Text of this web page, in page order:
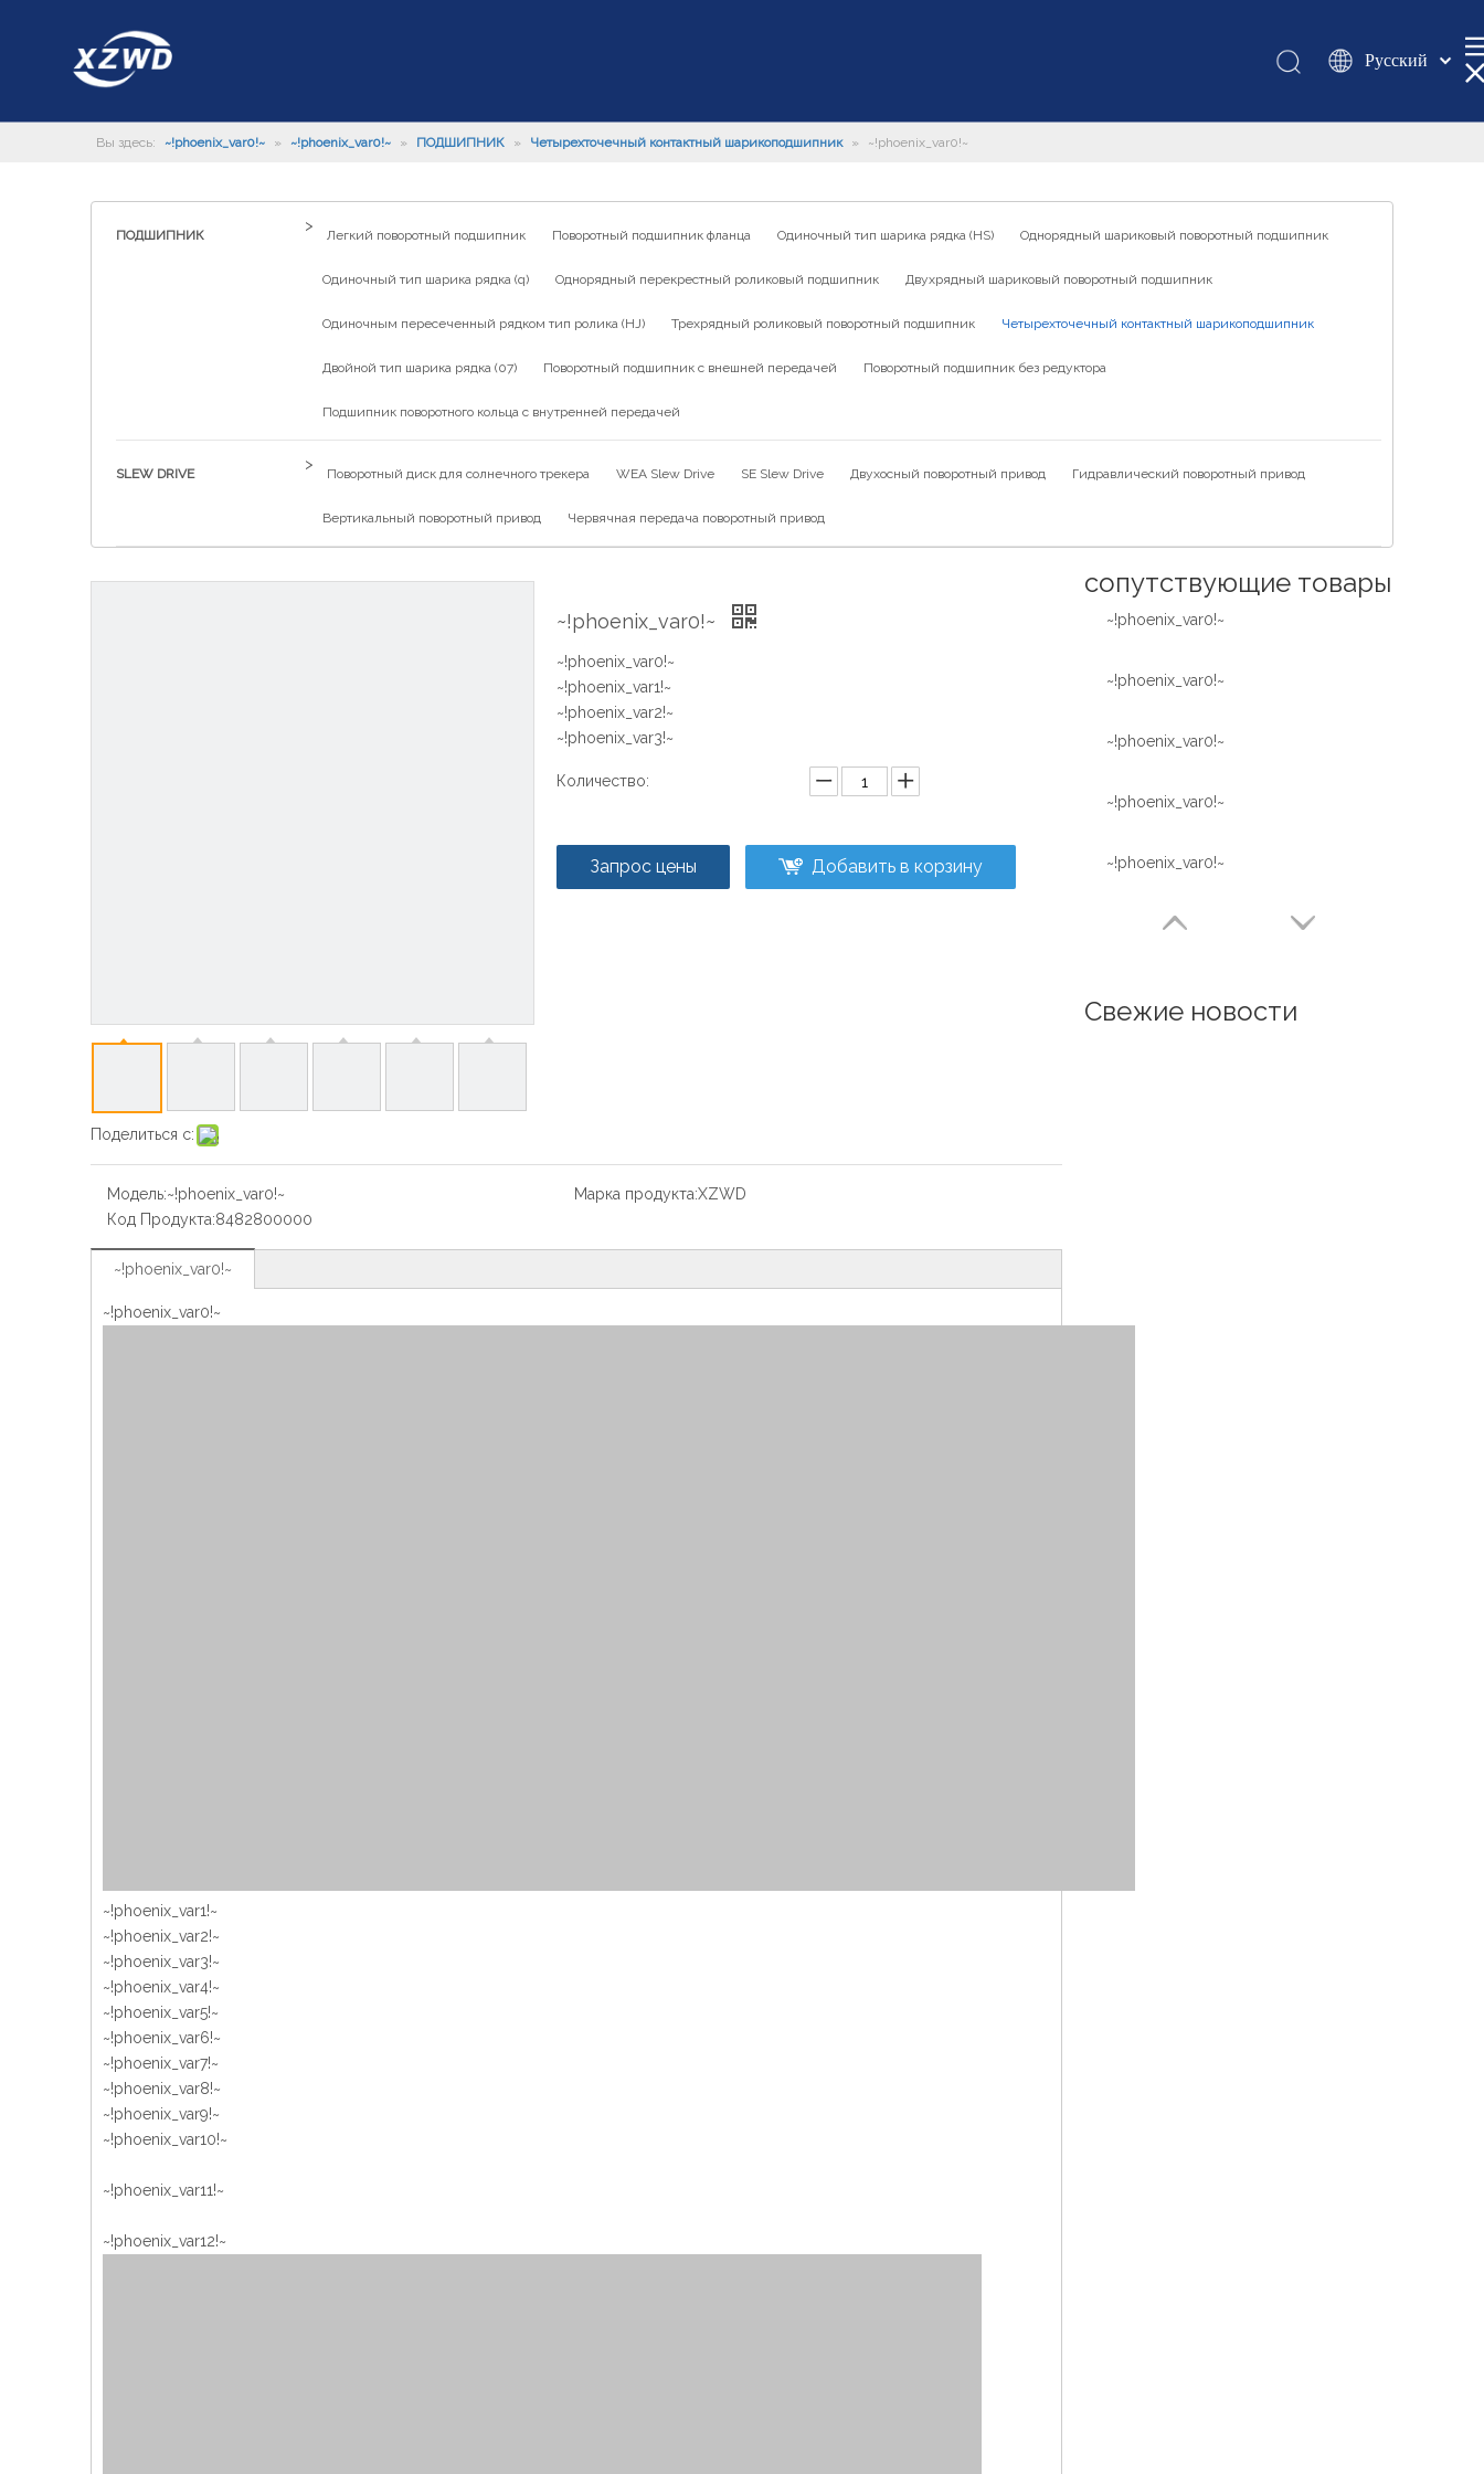
Pусский
românesc
简体中文
Вы здесь: ~!phoenix_var0!~ » ~!phoenix_var0!~ » ПОДШИПНИК » Четырехточечный контактный шарикоподшипник » ~!phoenix_var0!~
ПОДШИПНИК
>
Легкий поворотный подшипник Поворотный подшипник фланца Одиночный тип шарика рядка (HS) Однорядный шариковый поворотный подшипник
Одиночный тип шарика рядка (q) Однорядный перекрестный роликовый подшипник Двухрядный шариковый поворотный подшипник
Одиночным пересеченный рядком тип ролика (HJ) Трехрядный роликовый поворотный подшипник Четырехточечный контактный шарикоподшипник
Двойной тип шарика рядка (07) Поворотный подшипник с внешней передачей Поворотный подшипник без редуктора
Подшипник поворотного кольца с внутренней передачей
SLEW DRIVE
>
Поворотный диск для солнечного трекера WEA Slew Drive SE Slew Drive Двухосный поворотный привод Гидравлический поворотный привод
Вертикальный поворотный привод Червячная передача поворотный привод
Поделиться с:
~!phoenix_var0!~
~!phoenix_var0!~
~!phoenix_var1!~
~!phoenix_var2!~
~!phoenix_var3!~
Количество:
Запрос цены Добавить в корзину
Модель:~!phoenix_var0!~ Марка продукта:XZWD
Код Продукта:8482800000
~!phoenix_var0!~
~!phoenix_var0!~
~!phoenix_var1!~
~!phoenix_var2!~
~!phoenix_var3!~
~!phoenix_var4!~
~!phoenix_var5!~
~!phoenix_var6!~
~!phoenix_var7!~
~!phoenix_var8!~
~!phoenix_var9!~
~!phoenix_var10!~
~!phoenix_var11!~
~!phoenix_var12!~
сопутствующие товары
~!phoenix_var0!~
~!phoenix_var0!~
~!phoenix_var0!~
~!phoenix_var0!~
~!phoenix_var0!~
Свежие новости